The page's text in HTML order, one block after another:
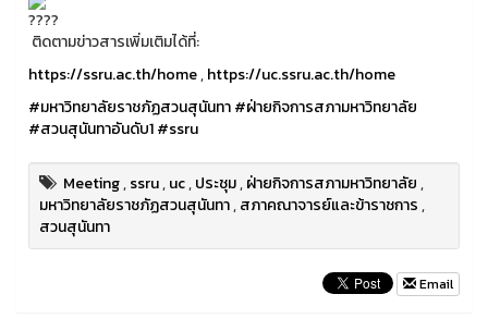
ติดตามข่าวสารเพิ่มเติมได้ที่:
https://ssru.ac.th/home,https://uc.ssru.ac.th/home
#มหาวิทยาลัยราชภัฏสวนสุนันทา#ฝ่ายกิจการสภามหาวิทยาลัย
#สวนสุนันทาอันดับ1#ssru
Meeting,ssru,uc,ประชุม,ฝ่ายกิจการสภามหาวิทยาลัย,
มหาวิทยาลัยราชภัฏสวนสุนันทา,สภาคณาจารย์และข้าราชการ,
สวนสุนันทา
Email